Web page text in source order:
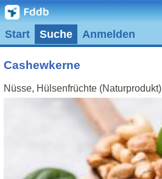
Start Suche Anmelden
Cashewkerne
Nüsse, Hülsenfrüchte (Naturprodukt)